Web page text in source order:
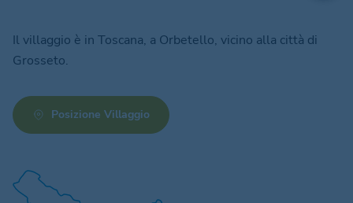
Il villaggio è in Toscana, a Orbetello, vicino alla città di
Grosseto.
Posizione Villaggio